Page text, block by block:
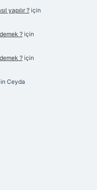
yapılır ?için
?için
?için
Ceyda